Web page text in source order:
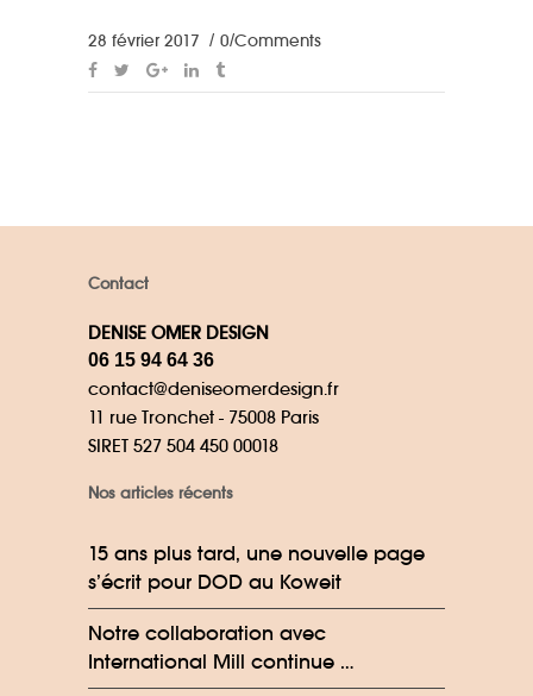
28 février 2017 0 Comments
Contact
DENISE OMER DESIGN
06 15 94 64 36
contact@deniseomerdesign.fr
11 rue Tronchet - 75008 Paris
SIRET 527 504 450 00018
Nos articles récents
15 ans plus tard, une nouvelle page
s’écrit pour DOD au Koweit
Notre collaboration avec
International Mill continue …